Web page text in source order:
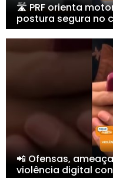
🛣️ PRF orienta
postura segura no
📲 Ofensas,
violência digital